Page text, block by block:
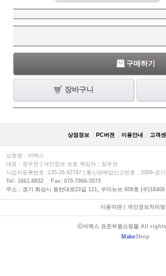
구매하기
장바구니
상점정보 PC버젼 이용안내 고객센
상호명 : 쉬멕스
대표 : 장우천 | 개인정보 보호 책임자 : 장우천
사업자등록번호 :135-26-92747 | 통신판매업신고번호 : 2009-경
Tel: 1661-8832 Fax: 070-7966-3573
주소 : 경기 화성시 동탄대로23길 121, 우미뉴브 608호 (우)18468
이용약관| 개인정보처리방
ⓒ쉬멕스 표준부품쇼핑몰 All rights
MakeShop